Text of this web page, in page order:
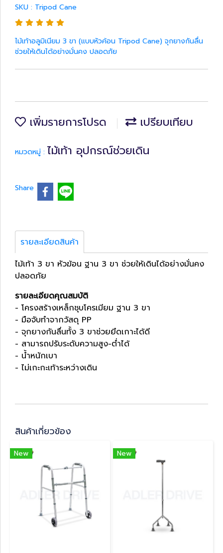
SKU : Tripod Cane
ไม้เท้าอลูมิเนียม 3 ขา (แบบหัวค้อน Tripod Cane) จุกยางกันลื่น
ช่วยให้เดินได้อย่างมั่นคง ปลอดภัย
เพิ่มรายการโปรด เปรียบเทียบ
หมวดหมู่ : ไม้เท้า อุปกรณ์ช่วยเดิน
Share
รายละเอียดสินค้า
ไม้เท้า 3 ขา หัวฆ้อน ฐาน 3 ขา ช่วยให้เดินได้อย่างมั่นคง
ปลอดภัย
รายละเอียดคุณสมบัติ
- โครงสร้างเหล็กชุบโครเมียม ฐาน 3 ขา
- มือจับทำจากวัสดุ PP
- จุกยางกันลื่นทั้ง 3 ขาช่วยยึดเกาะได้ดี
- สามารถปรับระดับความสูง-ต่ำได้
- น้ำหนักเบา
- ไม่เกะกะเท้าระหว่างเดิน
สินค้าเกี่ยวข้อง
New New